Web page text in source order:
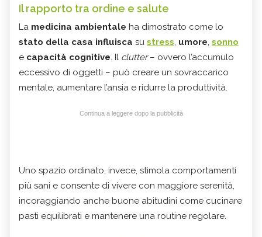
Il rapporto tra ordine e salute
La medicina ambientale ha dimostrato come lo
stato della casa influisca su stress, umore, sonno
e capacità cognitive. Il clutter– ovvero l’accumulo
eccessivo di oggetti – può creare un sovraccarico
mentale, aumentare l’ansia e ridurre la produttività.
Continua a leggere dopo la pubblicità
Uno spazio ordinato, invece, stimola comportamenti
più sani e consente di vivere con maggiore serenità,
incoraggiando anche buone abitudini come cucinare
pasti equilibrati e mantenere una routine regolare.